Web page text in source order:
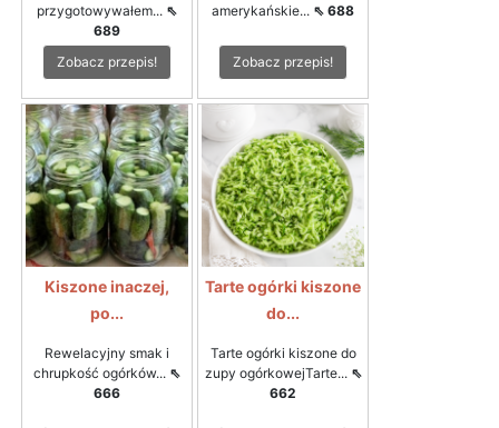
przygotowywałem... ⇖
689
Zobacz przepis!
amerykańskie... ⇖ 688
Zobacz przepis!
Kiszone inaczej,
po...
Rewelacyjny smak i
chrupkość ogórków... ⇖
666
Tarte ogórki kiszone
do...
Tarte ogórki kiszone do
zupy ogórkowejTarte... ⇖
662